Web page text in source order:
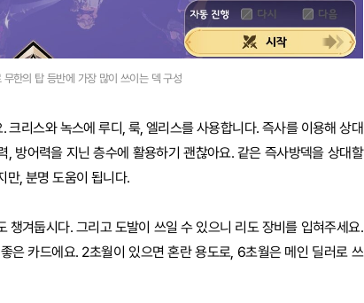
한의 탑 등반에 가장 많이 쓰이는 덱 구성
크리스와 녹스에 루디, 룩, 엘리스를 사용합니다. 즉사를 이용해 상대
방어력을 지닌 층수에 활용하기 괜찮아요. 같은 즉사방덱을 상대할
만, 분명 도움이 됩니다.
챙겨둡시다. 그리고 도발이 쓰일 수 있으니 리도 장비를 입혀주세요.
은 카드에요. 2초월이 있으면 혼란 용도로, 6초월은 메인 딜러로 쓰